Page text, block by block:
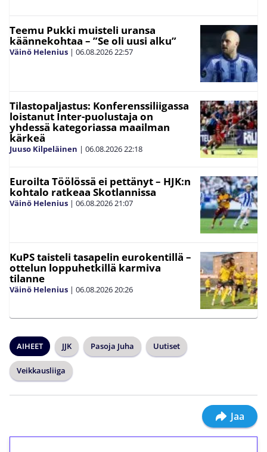
Teemu Pukki muisteli uransa
käännekohtaa – ”Se oli uusi alku”
Väinö Helenius | 06.08.202622:57
Tilastopaljastus: Konferenssiliigassa
loistanut Inter-puolustaja on
yhdessä kategoriassa maailman
kärkeä
Juuso Kilpeläinen | 06.08.202622:18
Euroilta Töölössä ei pettänyt – HJK:n
kohtalo ratkeaa Skotlannissa
Väinö Helenius | 06.08.202621:07
KuPS taisteli tasapelin eurokentillä –
ottelun loppuhetkillä karmiva
tilanne
Väinö Helenius | 06.08.202620:26
AIHEET JJK Pasoja Juha Uutiset
Veikkausliiga
Jaa